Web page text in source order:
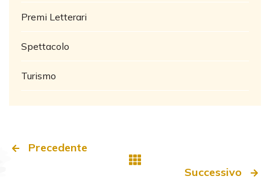
Premi Letterari
Spettacolo
Turismo
Precedente
Successivo